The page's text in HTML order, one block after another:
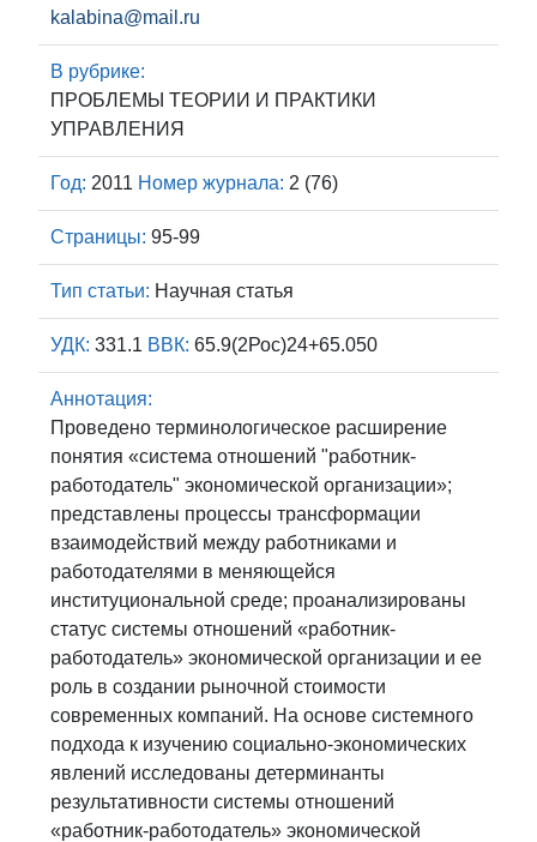
kalabina@mail.ru
В рубрике:
ПРОБЛЕМЫ ТЕОРИИ И ПРАКТИКИ
УПРАВЛЕНИЯ
Год: 2011 Номер журнала: 2 (76)
Страницы: 95-99
Тип статьи: Научная статья
УДК: 331.1 ВВК: 65.9(2Рос)24+65.050
Аннотация:
Проведено терминологическое расширение
понятия «система отношений "работник-
работодатель" экономической организации»;
представлены процессы трансформации
взаимодействий между работниками и
работодателями в меняющейся
институциональной среде; проанализированы
статус системы отношений «работник-
работодатель» экономической организации и ее
роль в создании рыночной стоимости
современных компаний. На основе системного
подхода к изучению социально-экономических
явлений исследованы детерминанты
результативности системы отношений
«работник-работодатель» экономической